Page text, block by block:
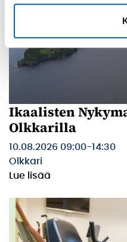
Ikaalisten
Olkkarilla
10.08.2026 09:00-14:30
Olkkari
Lue lisää